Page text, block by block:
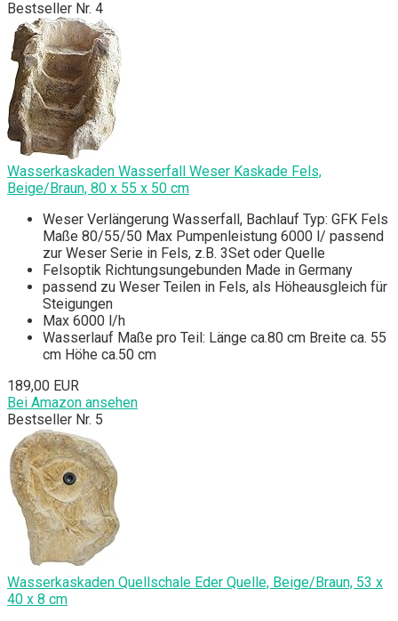
Bestseller Nr. 4
Wasserkaskaden Wasserfall Weser Kaskade Fels,
Beige/Braun, 80 x 55 x 50 cm
Weser Verlängerung Wasserfall, Bachlauf Typ: GFK Fels
Maße 80/55/50 Max Pumpenleistung 6000 l/ passend
zur Weser Serie in Fels, z.B. 3Set oder Quelle
Felsoptik Richtungsungebunden Made in Germany
passend zu Weser Teilen in Fels, als Höheausgleich für
Steigungen
Max 6000 l/h
Wasserlauf Maße pro Teil: Länge ca.80 cm Breite ca. 55
cm Höhe ca.50 cm
189,00 EUR
Bei Amazon ansehen
Bestseller Nr. 5
Wasserkaskaden Quellschale Eder Quelle, Beige/Braun, 53 x
40 x 8 cm